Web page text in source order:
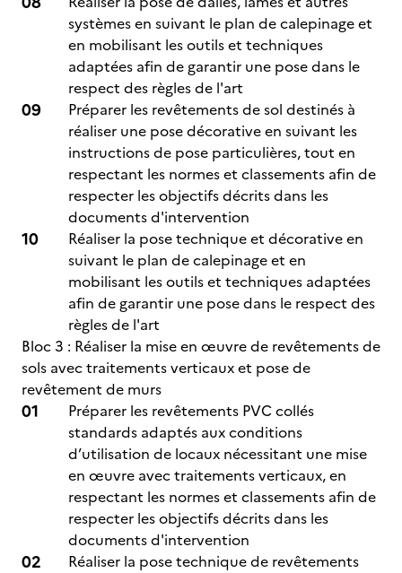
systèmes en suivant le plan de calepinage et
en mobilisant les outils et techniques
adaptées afin de garantir une pose dans le
respect des règles de l'art
Préparer les revêtements de sol destinés à
réaliser une pose décorative en suivant les
instructions de pose particulières, tout en
respectant les normes et classements afin de
respecter les objectifs décrits dans les
documents d'intervention
Réaliser la pose technique et décorative en
suivant le plan de calepinage et en
mobilisant les outils et techniques adaptées
afin de garantir une pose dans le respect des
règles de l'art
Bloc 3 : Réaliser la mise en œuvre de revêtements de
sols avec traitements verticaux et pose de
revêtement de murs
Préparer les revêtements PVC collés
standards adaptés aux conditions
d’utilisation de locaux nécessitant une mise
en œuvre avec traitements verticaux, en
respectant les normes et classements afin de
respecter les objectifs décrits dans les
documents d'intervention
Réaliser la pose technique de revêtements